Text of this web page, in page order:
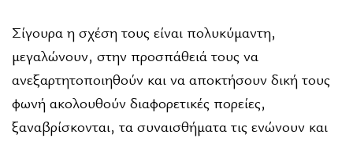
Σίγουρα η σχέση τους είναι πολυκύμαντη,
μεγαλώνουν, στην προσπάθειά τους να
ανεξαρτητοποιηθούν και να αποκτήσουν δική τους
φωνή ακολουθούν διαφορετικές πορείες,
ξαναβρίσκονται, τα συναισθήματα τις ενώνουν και